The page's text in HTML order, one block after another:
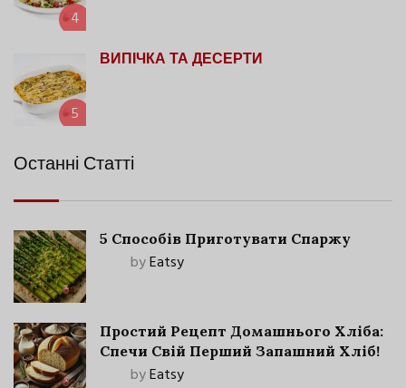
4
5
ВИПІЧКА ТА ДЕСЕРТИ
Останні Статті
5 Способів Приготувати Спаржу
byEatsy
Простий Рецепт Домашнього Хліба:
Спечи Свій Перший Запашний Хліб!
byEatsy